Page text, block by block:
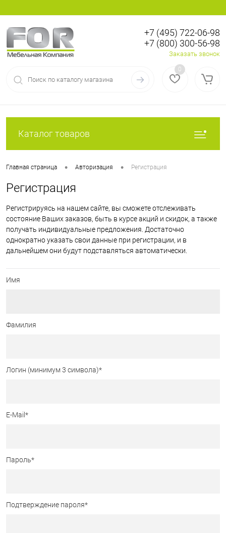
Регистрация
+7 (495) 722-06-98
+7 (800) 300-56-98
Заказать звонок
0
Каталог товаров
Главная страница • Авторизация • Регистрация
Регистрация
Регистрируясь на нашем сайте, вы сможете отслеживать
состояние Ваших заказов, быть в курсе акций и скидок, а также
получать индивидуальные предложения. Достаточно
однократно указать свои данные при регистрации, и в
дальнейшем они будут подставляться автоматически.
Имя
Фамилия
Логин (минимум 3 символа)*
E-Mail *
Пароль*
Подтверждение пароля*